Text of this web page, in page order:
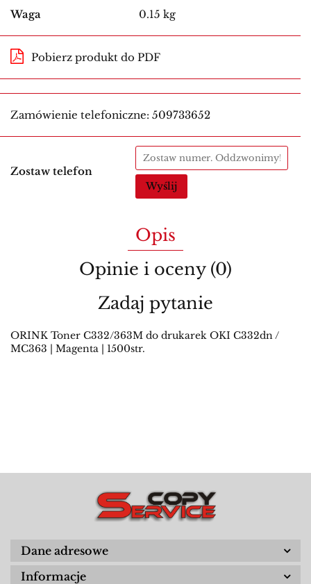
Waga 0.15 kg
Pobierz produkt do PDF
Zamówienie telefoniczne: 509733652
Zostaw telefon
Wyślij
Opis
Opinie i oceny (0)
Zadaj pytanie
ORINK Toner C332/363M do drukarek OKI C332dn /
MC363 | Magenta | 1500str.
Dane adresowe
Informacje